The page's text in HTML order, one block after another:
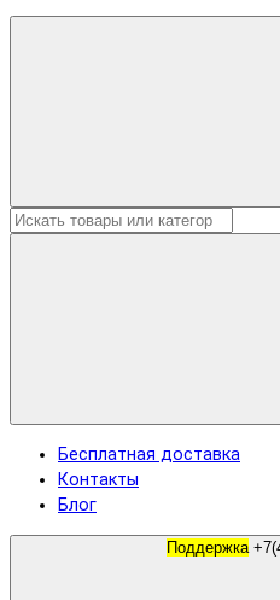
Бесплатная доставка
Контакты
Блог
Поддержка